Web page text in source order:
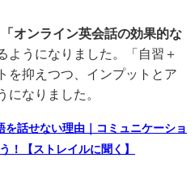
「オンライン英会話の効果的な
ようになりました。「自習＋
を抑えつつ、インプットとア
になりました。
を話せない理由｜コミュニケーショ
！【ストレイルに聞く】